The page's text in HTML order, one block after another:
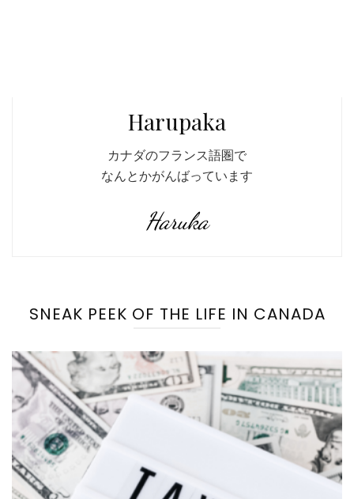
Harupaka
カナダのフランス語圏で
なんとかがんばっています
Haruka
SNEAK PEEK OF THE LIFE IN CANADA